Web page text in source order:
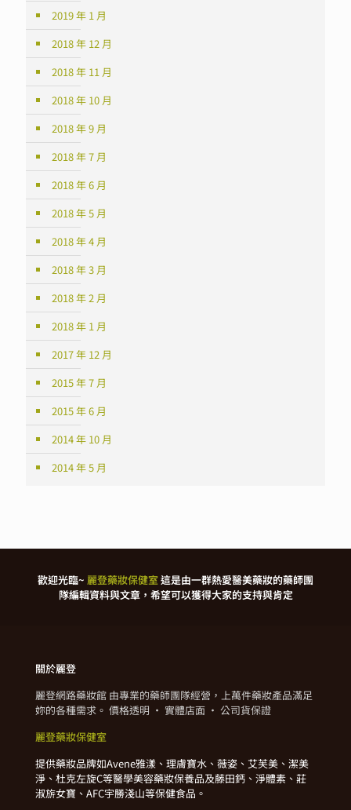
2019 年 1 月
2018 年 12 月
2018 年 11 月
2018 年 10 月
2018 年 9 月
2018 年 7 月
2018 年 6 月
2018 年 5 月
2018 年 4 月
2018 年 3 月
2018 年 2 月
2018 年 1 月
2017 年 12 月
2015 年 7 月
2015 年 6 月
2014 年 10 月
2014 年 5 月
歡迎光臨~ 麗登藥妝保健室這是由一群熱愛醫美藥妝的藥師團
隊編輯資料與文章，希望可以獲得大家的支持與肯定
關於麗登
麗登網路藥妝館 由專業的藥師團隊經營，上萬件藥妝產品滿足
妳的各種需求。 價格透明 · 實體店面 · 公司貨保證
麗登藥妝保健室
提供藥妝品牌如Avene雅漾、理膚寶水、薇姿、艾芙美、潔美
淨、杜克左旋C等醫學美容藥妝保養品及藤田鈣、淨體素、莊
淑旂女寶、AFC宇勝淺山等保健食品。